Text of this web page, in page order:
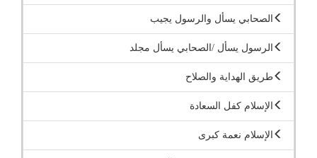
الصحابي يسأل والرسول يجيب
الرسول يسأل /الصحابي يسأل مجلد
طريق الهداية والصلاح
الإسلام كفل السعادة
الإسلام نعمة كبرى